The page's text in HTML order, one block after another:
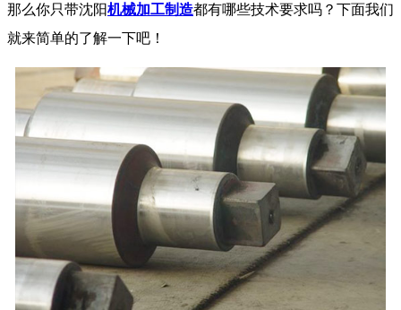
那么你只带沈阳机械加工制造都有哪些技术要求吗？下面我们
就来简单的了解一下吧！